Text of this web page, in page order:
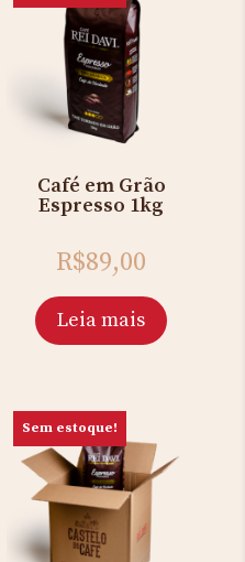
Café em Grão
Espresso 1kg
R$89,00
Leia mais
Sem estoque!